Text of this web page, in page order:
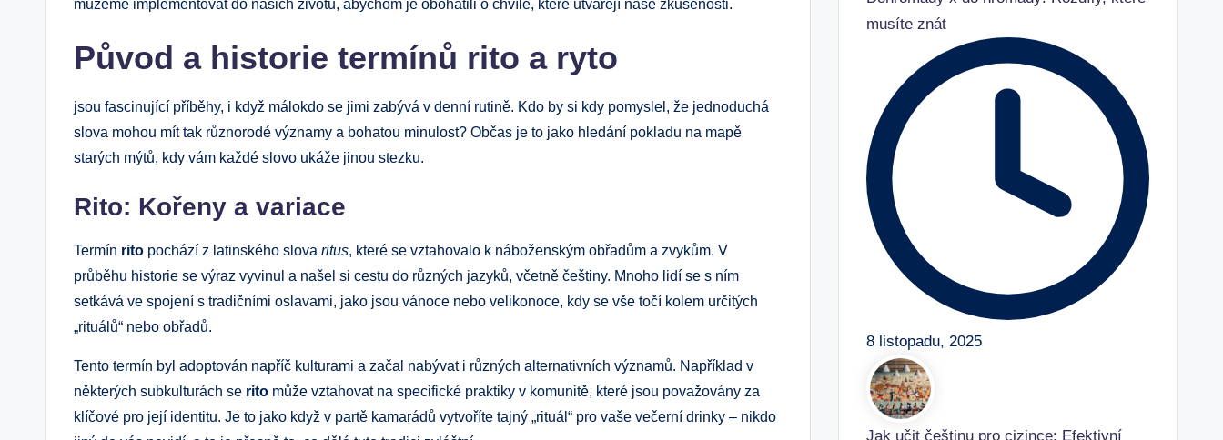
můžeme implementovat do našich životů, abychom je obohatili o chvíle, které utvářejí naše zkušenosti.
Původ a historie termínů rito a ryto
jsou fascinující příběhy, i když málokdo se jimi zabývá v denní rutině. Kdo by si kdy pomyslel, že jednoduchá
slova mohou mít tak různorodé významy a bohatou minulost? Občas je to jako hledání pokladu na mapě
starých mýtů, kdy vám každé slovo ukáže jinou stezku.
Rito: Kořeny a variace
Termín rito pochází z latinského slova ritus, které se vztahovalo k náboženským obřadům a zvykům. V
průběhu historie se výraz vyvinul a našel si cestu do různých jazyků, včetně češtiny. Mnoho lidí se s ním
setkává ve spojení s tradičními oslavami, jako jsou vánoce nebo velikonoce, kdy se vše točí kolem určitých
„rituálů“ nebo obřadů.
Tento termín byl adoptován napříč kulturami a začal nabývat i různých alternativních významů. Například v
některých subkulturách se rito může vztahovat na specifické praktiky v komunitě, které jsou považovány za
klíčové pro její identitu. Je to jako když v partě kamarádů vytvoříte tajný „rituál“ pro vaše večerní drinky – nikdo
musíte znát
8 listopadu, 2025
Jak učit češtinu pro cizince: Efektivní